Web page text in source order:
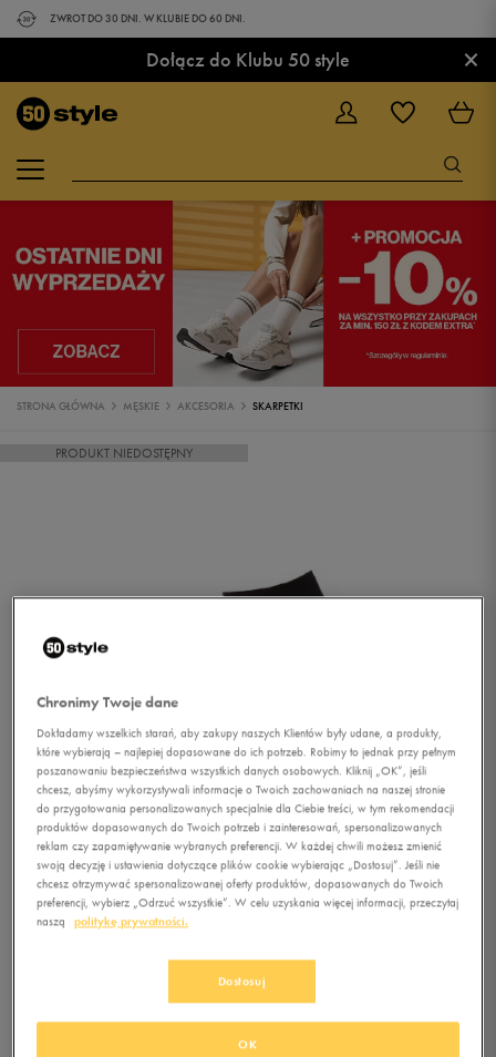
ZWROT DO 30 DNI. W KLUBIE DO 60 DNI.
Dołącz do Klubu 50 style ×
STRONA GŁÓWNA MĘSKIE AKCESORIA SKARPETKI
PRODUKT NIEDOSTĘPNY
REEBOK SKARPETY SE M
THIN SOCK 3P DARK GREY
HEATHER
Chronimy Twoje dane
Dokładamy wszelkich starań, aby zakupy naszych Klientów były udane, a produkty,
które wybierają – najlepiej dopasowane do ich potrzeb. Robimy to jednak przy pełnym
poszanowaniu bezpieczeństwa wszystkich danych osobowych. Kliknij „OK”, jeśli
chcesz, abyśmy wykorzystywali informacje o Twoich zachowaniach na naszej stronie
do przygotowania personalizowanych specjalnie dla Ciebie treści, w tym rekomendacji
produktów dopasowanych do Twoich potrzeb i zainteresowań, spersonalizowanych
reklam czy zapamiętywanie wybranych preferencji. W każdej chwili możesz zmienić
swoją decyzję i ustawienia dotyczące plików cookie wybierając „Dostosuj”. Jeśli nie
chcesz otrzymywać spersonalizowanej oferty produktów, dopasowanych do Twoich
preferencji, wybierz „Odrzuć wszystkie”. W celu uzyskania więcej informacji, przeczytaj
naszą
politykę prywatności.
Dostosuj
OK